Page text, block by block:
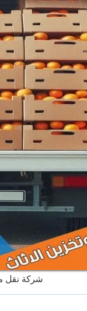
شركة نقل